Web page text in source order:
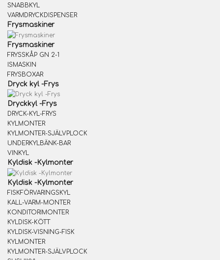
SNABBKYL
VARMDRYCKDISPENSER
Frysmaskiner
Frysmaskiner
FRYSSKÅP GN 2-1
ISMASKIN
FRYSBOXAR
Dryck kyl -Frys
Dryckkyl -Frys
DRYCK-KYL-FRYS
KYLMONTER
KYLMONTER-SJÄLVPLOCK
UNDERKYLBÄNK-BAR
VINKYL
Kyldisk -Kylmonter
Kyldisk -Kylmonter
FISKFÖRVARINGSKYL
KALL-VARM-MONTER
KONDITORIMONTER
KYLDISK-KÖTT
KYLDISK-VISNING-FISK
KYLMONTER
KYLMONTER-SJÄLVPLOCK